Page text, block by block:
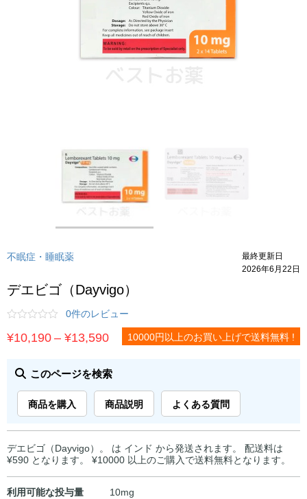
不眠症・睡眠薬
最終更新日
2026年6月22日
デエビゴ（Dayvigo）
0件のレビュー
¥10,190–¥13,590価
帯:
¥10,190
–
¥13,590
10000円以上のお買い上げで送料無料 !
このページを検索
商品を購入 商品説明 よくある質問
デエビゴ（Dayvigo）。 は インド から発送されます。 配送料は
¥590 となります。 ¥10000 以上のご購入で送料無料となります。
利用可能な投与量 10mg